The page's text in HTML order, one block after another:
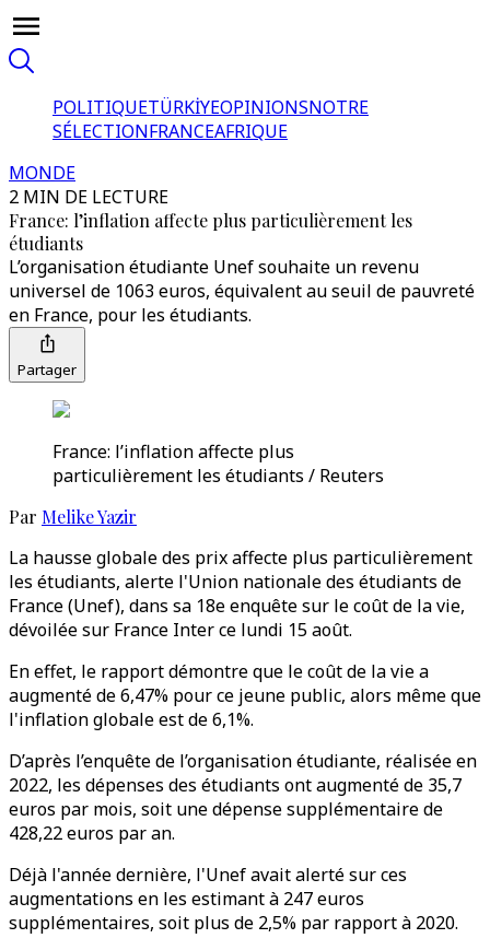
POLITIQUETÜRKİYEOPINIONSNOTRE
SÉLECTIONFRANCEAFRIQUE
MONDE
2 MIN DE LECTURE
France: l’inflation affecte plus particulièrement les
étudiants
L’organisation étudiante Unef souhaite un revenu
universel de 1063 euros, équivalent au seuil de pauvreté
en France, pour les étudiants.
Partager
France: l’inflation affecte plus
particulièrement les étudiants / Reuters
Par Melike Yazir
La hausse globale des prix affecte plus particulièrement
les étudiants, alerte l'Union nationale des étudiants de
France (Unef), dans sa 18e enquête sur le coût de la vie,
dévoilée sur France Inter ce lundi 15 août.
En effet, le rapport démontre que le coût de la vie a
augmenté de 6,47% pour ce jeune public, alors même que
l'inflation globale est de 6,1%.
D’après l’enquête de l’organisation étudiante, réalisée en
2022, les dépenses des étudiants ont augmenté de 35,7
euros par mois, soit une dépense supplémentaire de
428,22 euros par an.
Déjà l'année dernière, l'Unef avait alerté sur ces
augmentations en les estimant à 247 euros
supplémentaires, soit plus de 2,5% par rapport à 2020.